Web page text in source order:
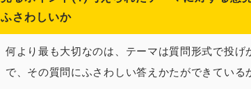
ふさわしいか
何より最も大切なのは、テーマは質問形式で投げ
で、その質問にふさわしい答えかたができている